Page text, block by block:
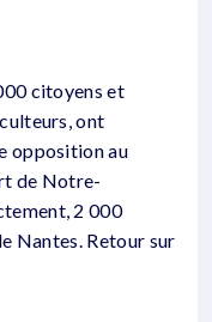
citoyens et
ont
opposition au
de Notre-
2 000
Nantes. Retour sur